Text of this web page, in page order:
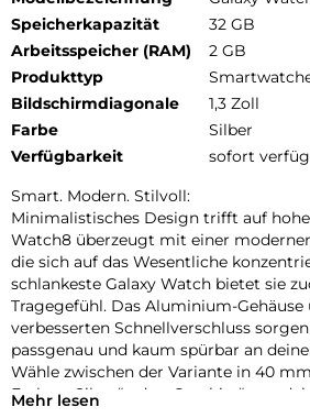
Speicherkapazität
32 GB
Arbeitsspeicher (RAM)
2 GB
Produkttyp
Bildschirmdiagonale
1,3 Zoll
Farbe
Silber
Verfügbarkeit
sofort
Smart. Modern. Stilvoll:
Minimalistisches Design trifft auf
Watch8 überzeugt mit einer
die sich auf das Wesentliche
schlankeste Galaxy Watch bietet sie
Tragegefühl. Das Aluminium-
verbesserten Schnellverschluss
passgenau und kaum spürbar an
Wähle zwischen der Variante in 40
Farben „Silver“ oder „Graphite“, um
Mehr lesen